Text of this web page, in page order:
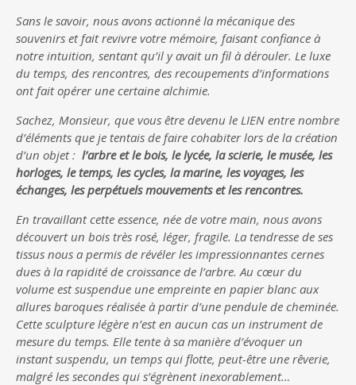
Sans le savoir, nous avons actionné la mécanique des
souvenirs et fait revivre votre mémoire, faisant confiance à
notre intuition, sentant qu’il y avait un fil à dérouler. Le luxe
du temps, des rencontres, des recoupements d’informations
ont fait opérer une certaine alchimie.
Sachez, Monsieur, que vous être devenu le LIEN entre nombre
d’éléments que je tentais de faire cohabiter lors de la création
d’un objet : l’arbre et le bois, le lycée, la scierie, le musée, les
horloges, le temps, les cycles, la marine, les voyages, les
échanges, les perpétuels mouvements et les rencontres.
En travaillant cette essence, née de votre main, nous avons
découvert un bois très rosé, léger, fragile. La tendresse de ses
tissus nous a permis de révéler les impressionnantes cernes
dues à la rapidité de croissance de l’arbre. Au cœur du
volume est suspendue une empreinte en papier blanc aux
allures baroques réalisée à partir d’une pendule de cheminée.
Cette sculpture légère n’est en aucun cas un instrument de
mesure du temps. Elle tente à sa manière d’évoquer un
instant suspendu, un temps qui flotte, peut-être une rêverie,
malgré les secondes qui s’égrènent inexorablement…